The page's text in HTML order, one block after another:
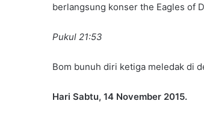
berlangsung konser the Eagles of
Pukul 21:53
Bom bunuh diri ketiga meledak di
Hari Sabtu, 14 November 2015.